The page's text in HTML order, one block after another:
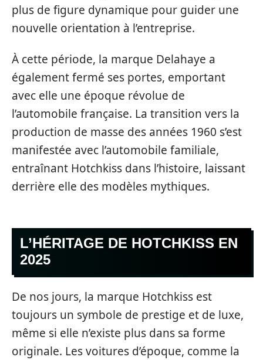
plus de figure dynamique pour guider une
nouvelle orientation à l’entreprise.
À cette période, la marque Delahaye a
également fermé ses portes, emportant
avec elle une époque révolue de
l’automobile française. La transition vers la
production de masse des années 1960 s’est
manifestée avec l’automobile familiale,
entraînant Hotchkiss dans l’histoire, laissant
derrière elle des modèles mythiques.
L’HÉRITAGE DE HOTCHKISS EN
2025
De nos jours, la marque Hotchkiss est
toujours un symbole de prestige et de luxe,
même si elle n’existe plus dans sa forme
originale. Les voitures d’époque, comme la